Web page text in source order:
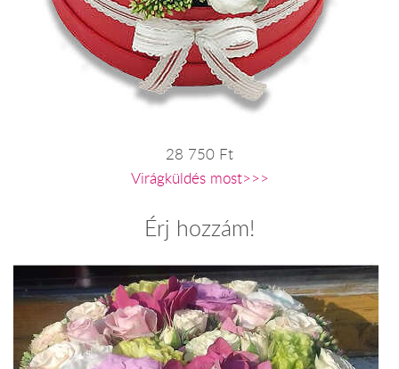
28 750 Ft
Virágküldés most>>>
Érj hozzám!